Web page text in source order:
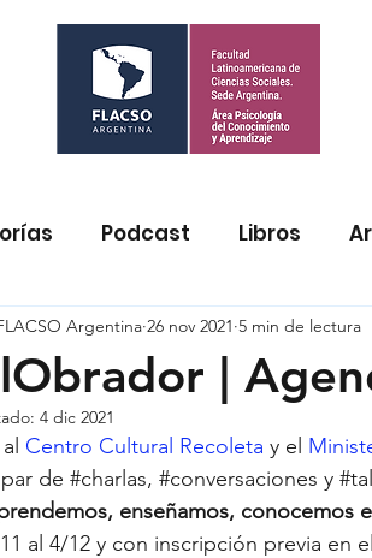
Podcast Libros
Psicología cognitiva y aprendizaje
las Ciencias Sociales
Diálogos sobre el ser
|
Argentina 26 nov 2021 5 min de lectura
4 dic 2021
Centro Cultural Recoleta y el
de #charlas, #conversaciones y
enseñamos, conocemos
al 4/12 y con inscripción previa en